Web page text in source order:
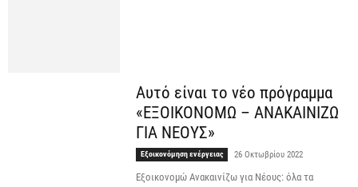
Αυτό είναι το νέο πρόγραμμα
«ΕΞΟΙΚΟΝΟΜΩ – ΑΝΑΚΑΙΝΙΖΩ
ΓΙΑ ΝΕΟΥΣ»
Εξοικονόμηση ενέργειας 26 Οκτωβρίου 2022
Εξοικονομώ Ανακαινίζω για Νέους: όλα τα